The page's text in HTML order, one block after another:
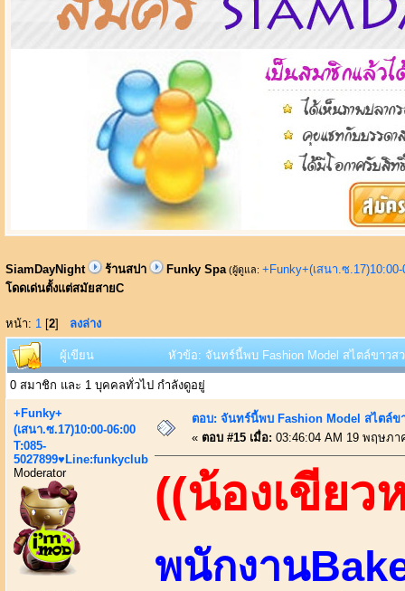
SiamDayNight ร้านสปา Funky Spa (ผู้ดูแล: +Funky+(เสนา.ซ
โดดเด่นตั้งแต่สมัยสายC
หน้า: 1 [2] ลงล่าง
ผู้เขียน หัวข้อ: จันทร์นี้พบ Fashion Model สไตล์ขาวส
0 สมาชิก และ 1 บุคคลทั่วไป กำลังดูอยู่
+Funky+
(เสนา.ซ.17)10:00-06:00
T:085-
5027899♥Line:funkyclub
Moderator
ตอบ: จันทร์นี้พบ Fashion Model สไตล์ข
« ตอบ #15 เมื่อ: 03:46:04 AM 19 พฤษภา
((น้องเขียว
พนักงาน